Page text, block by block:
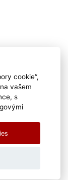
cookie“,
vašem
s